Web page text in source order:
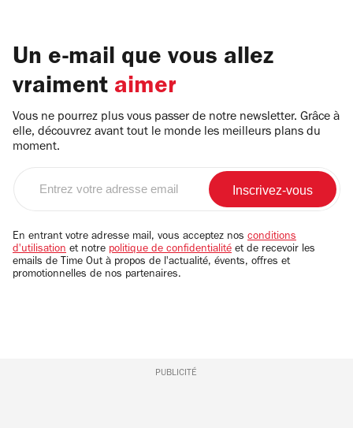
Un e-mail que vous allez
vraiment aimer
Vous ne pourrez plus vous passer de notre newsletter. Grâce à
elle, découvrez avant tout le monde les meilleurs plans du
moment.
email
En entrant votre adresse mail, vous acceptez nos conditions
d'utilisation et notre politique de confidentialité et de recevoir les
emails de Time Out à propos de l'actualité, évents, offres et
promotionnelles de nos partenaires.
PUBLICITÉ